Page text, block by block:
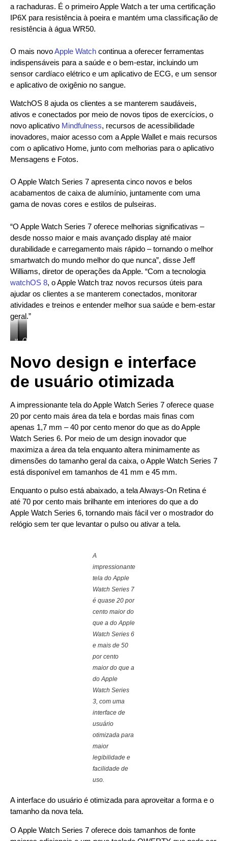
a rachaduras. É o primeiro Apple Watch a ter uma certificação
IP6X para resistência à poeira e mantém uma classificação de
resistência à água WR50.
O mais novoApple Watch continua a oferecer ferramentas
indispensáveis ​​para a saúde e o bem-estar, incluindo um
sensor cardíaco elétrico e um aplicativo de ECG, e um sensor
e aplicativo de oxigênio no sangue.
WatchOS 8 ajuda os clientes a se manterem saudáveis,
ativos e conectados por meio de novos tipos de exercícios, o
novo aplicativo Mindfulness, recursos de acessibilidade
inovadores, maior acesso com a Apple Wallet e mais recursos
com o aplicativo Home, junto com melhorias para o aplicativo
Mensagens e Fotos.
O Apple Watch Series 7 apresenta cinco novos e belos
acabamentos de caixa de alumínio, juntamente com uma
gama de novas cores e estilos de pulseiras.
“O Apple Watch Series 7 oferece melhorias significativas –
desde nosso maior e mais avançado display até maior
durabilidade e carregamento mais rápido – tornando o melhor
smartwatch do mundo melhor do que nunca”, disse Jeff
Williams, diretor de operações da Apple. “Com a tecnologia
watchOS 8, o Apple Watch traz novos recursos úteis para
ajudar os clientes a se manterem conectados, monitorar
atividades e treinos e entender melhor sua saúde e bem-estar
geral.”
watchOS
traz
novos
para
quem
de
bicicleta.
O
Series
mantém
uma
de
resistência
água
WR50.
Os
Apple
podem
fazer
eletrocardiograma
diretamente
pulso
com
o
aplicativo
de
ECG.
Novo design e interface
de usuário otimizada
A impressionante tela do Apple Watch Series 7 oferece quase
20 por cento mais área da tela e bordas mais finas com
apenas 1,7 mm – 40 por cento menor do que as do Apple
Watch Series 6. Por meio de um design inovador que
maximiza a área da tela enquanto altera minimamente as
dimensões do tamanho geral da caixa, o Apple Watch Series 7
está disponível em tamanhos de 41 mm e 45 mm.
Enquanto o pulso está abaixado, a tela Always-On Retina é
até 70 por cento mais brilhante em interiores do que a do
Apple Watch Series 6, tornando mais fácil ver o mostrador do
relógio sem ter que levantar o pulso ou ativar a tela.
A
impressionante
tela do Apple
Watch Series 7
é quase 20 por
cento maior do
que a do Apple
Watch Series 6
e mais de 50
por cento
maior do que a
do Apple
Watch Series
3, com uma
interface de
usuário
otimizada para
maior
legibilidade e
facilidade de
uso.
A interface do usuário é otimizada para aproveitar a forma e o
tamanho da nova tela.
O Apple Watch Series 7 oferece dois tamanhos de fonte